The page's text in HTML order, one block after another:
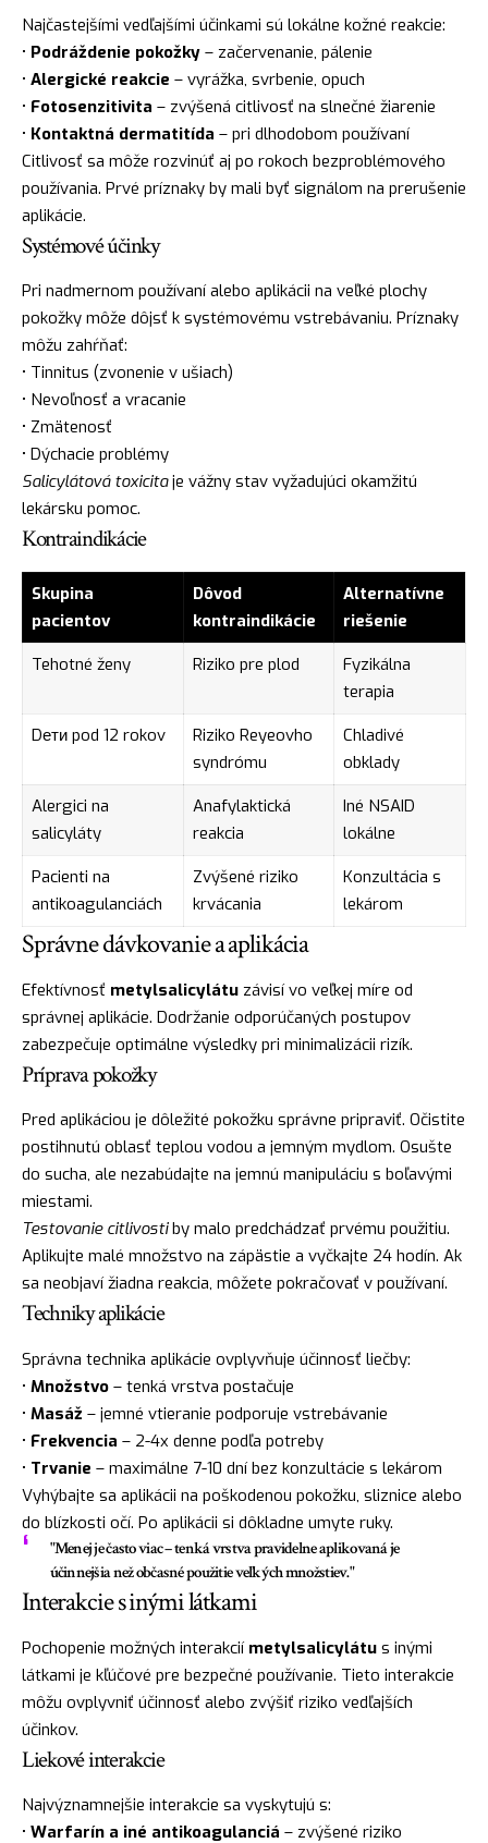
Najčastejšími vedľajšími účinkami sú lokálne kožné reakcie:
• Podráždenie pokožky – začervenanie, pálenie
• Alergické reakcie – vyrážka, svrbenie, opuch
• Fotosenzitivita – zvýšená citlivosť na slnečné žiarenie
• Kontaktná dermatitída – pri dlhodobom používaní
Citlivosť sa môže rozvinúť aj po rokoch bezproblémového
používania. Prvé príznaky by mali byť signálom na prerušenie
aplikácie.
Systémové účinky
Pri nadmernom používaní alebo aplikácii na veľké plochy
pokožky môže dôjsť k systémovému vstrebávaniu. Príznaky
môžu zahŕňať:
• Tinnitus (zvonenie v ušiach)
• Nevoľnosť a vracanie
• Zmätenosť
• Dýchacie problémy
Salicylátová toxicitaje vážny stav vyžadujúci okamžitú
lekársku pomoc.
Kontraindikácie
Skupina
pacientov
Dôvod
kontraindikácie
Alternatívne
riešenie
Tehotné ženy
Riziko pre plod
Fyzikálna
terapia
Dети pod 12 rokov
Riziko Reyeovho
syndrómu
Chladivé
obklady
Alergici na
salicyláty
Anafylaktická
reakcia
Iné NSAID
lokálne
Pacienti na
antikoagulanciách
Zvýšené riziko
krvácania
Konzultácia s
lekárom
Správne dávkovanie a aplikácia
Efektívnosť metylsalicylátu závisí vo veľkej míre od
správnej aplikácie. Dodržanie odporúčaných postupov
zabezpečuje optimálne výsledky pri minimalizácii rizík.
Príprava pokožky
Pred aplikáciou je dôležité pokožku správne pripraviť. Očistite
postihnutú oblasť teplou vodou a jemným mydlom. Osušte
do sucha, ale nezabúdajte na jemnú manipuláciu s boľavými
miestami.
Testovanie citlivostiby malo predchádzať prvému použitiu.
Aplikujte malé množstvo na zápästie a vyčkajte 24 hodín. Ak
sa neobjaví žiadna reakcia, môžete pokračovať v používaní.
Techniky aplikácie
Správna technika aplikácie ovplyvňuje účinnosť liečby:
• Množstvo – tenká vrstva postačuje
• Masáž – jemné vtieranie podporuje vstrebávanie
• Frekvencia – 2-4x denne podľa potreby
• Trvanie – maximálne 7-10 dní bez konzultácie s lekárom
Vyhýbajte sa aplikácii na poškodenou pokožku, sliznice alebo
do blízkosti očí. Po aplikácii si dôkladne umyte ruky.
"Menej je často viac – tenká vrstva pravidelne aplikovaná je
účinnejšia než občasné použitie veľkých množstiev."
Interakcie s inými látkami
Pochopenie možných interakcií metylsalicylátu s inými
látkami je kľúčové pre bezpečné používanie. Tieto interakcie
môžu ovplyvniť účinnosť alebo zvýšiť riziko vedľajších
účinkov.
Liekové interakcie
Najvýznamnejšie interakcie sa vyskytujú s:
• Warfarín a iné antikoagulanciá – zvýšené riziko